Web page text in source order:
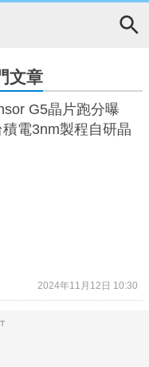
文章
G5晶片跑分曝
電3nm製程自研晶
2024年11月12日 10:30